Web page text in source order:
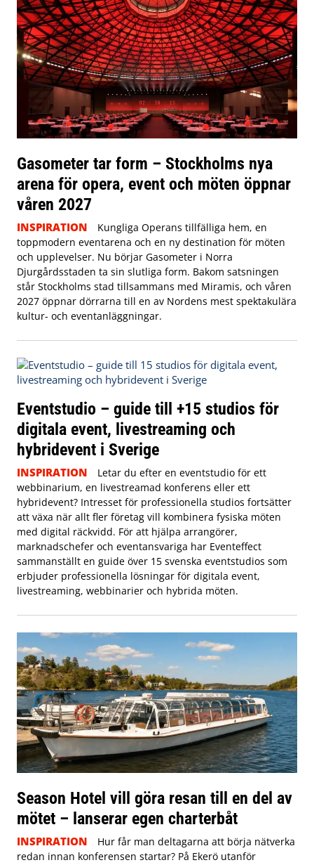
Gasometer tar form – Stockholms nya
arena för opera, event och möten öppnar
våren 2027
INSPIRATION
Kungliga Operans tillfälliga hem, en
toppmodern eventarena och en ny destination för möten
och upplevelser. Nu börjar Gasometer i Norra
Djurgårdsstaden ta sin slutliga form. Bakom satsningen
står Stockholms stad tillsammans med Miramis, och våren
2027 öppnar dörrarna till en av Nordens mest spektakulära
kultur- och eventanläggningar.
Eventstudio – guide till +15 studios för
digitala event, livestreaming och
hybridevent i Sverige
INSPIRATION
Letar du efter en eventstudio för ett
webbinarium, en livestreamad konferens eller ett
hybridevent? Intresset för professionella studios fortsätter
att växa när allt fler företag vill kombinera fysiska möten
med digital räckvidd. För att hjälpa arrangörer,
marknadschefer och eventansvariga har Eventeffect
sammanställt en guide över 15 svenska eventstudios som
erbjuder professionella lösningar för digitala event,
livestreaming, webbinarier och hybrida möten.
Season Hotel vill göra resan till en del av
mötet – lanserar egen charterbåt
INSPIRATION
Hur får man deltagarna att börja nätverka
redan innan konferensen startar? På Ekerö utanför